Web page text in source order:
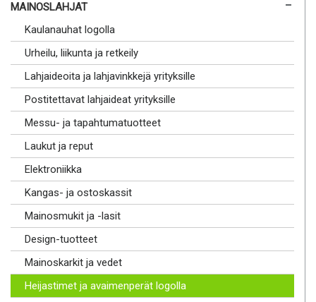
MAINOSLAHJAT
Kaulanauhat logolla
Urheilu, liikunta ja retkeily
Lahjaideoita ja lahjavinkkejä yrityksille
Postitettavat lahjaideat yrityksille
Messu- ja tapahtumatuotteet
Laukut ja reput
Elektroniikka
Kangas- ja ostoskassit
Mainosmukit ja -lasit
Design-tuotteet
Mainoskarkit ja vedet
Heijastimet ja avaimenperät logolla